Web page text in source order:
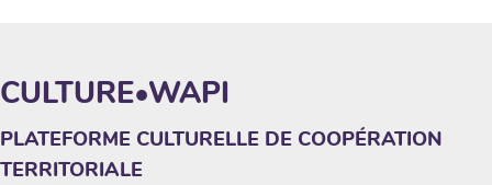
CULTURE•WAPI
PLATEFORME CULTURELLE DE COOPÉRATION
TERRITORIALE